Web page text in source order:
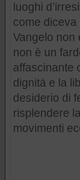
luoghi
come
Vangelo non
non è un
affascinante
dignità e la
desiderio di
risplendere
movimenti